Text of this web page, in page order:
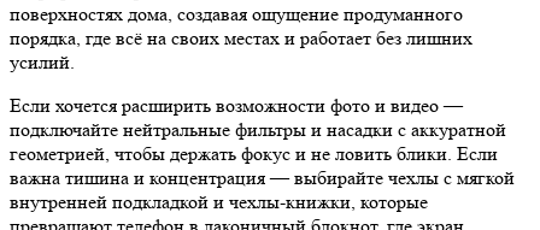
поверхностях дома, создавая ощущение продуманного
порядка, где всё на своих местах и работает без лишних
усилий.
Если хочется расширить возможности фото и видео —
подключайте нейтральные фильтры и насадки с аккуратной
геометрией, чтобы держать фокус и не ловить блики. Если
важна тишина и концентрация — выбирайте чехлы с мягкой
внутренней подкладкой и чехлы-книжки, которые
превращают телефон в лаконичный блокнот, где экран